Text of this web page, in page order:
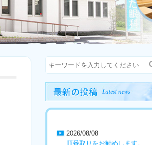
2026/08/08
順番取りをお勧めします。